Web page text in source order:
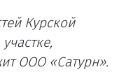
Курской
ООО «Сатурн».